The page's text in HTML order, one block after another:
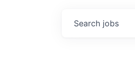
Search jobs